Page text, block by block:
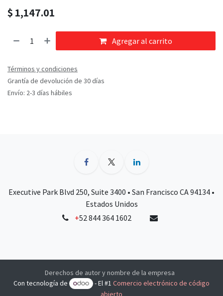
$ 1,147.01
Agregar al carrito
Términos y condiciones
Grantía de devolución de 30 días
Envío: 2-3 días hábiles
Executive Park Blvd 250, Suite 3400 • San Francisco CA 94134 •
Estados Unidos
+52 844 364 1602
Derechos de autor y nombre de la empresa
Con tecnología de
- El #1Comercio electrónico de código
abierto